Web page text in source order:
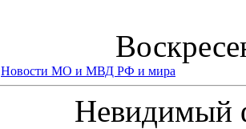
Новости МО и МВД РФ и мира
Невидимый